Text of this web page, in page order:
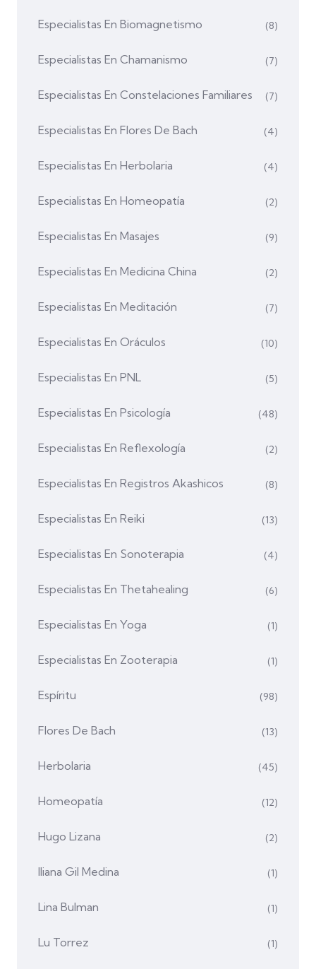
Especialistas En Biomagnetismo (8)
Especialistas En Chamanismo (7)
Especialistas En Constelaciones Familiares (7)
Especialistas En Flores De Bach (4)
Especialistas En Herbolaria (4)
Especialistas En Homeopatía (2)
Especialistas En Masajes (9)
Especialistas En Medicina China (2)
Especialistas En Meditación (7)
Especialistas En Oráculos (10)
Especialistas En PNL (5)
Especialistas En Psicología (48)
Especialistas En Reflexología (2)
Especialistas En Registros Akashicos (8)
Especialistas En Reiki (13)
Especialistas En Sonoterapia (4)
Especialistas En Thetahealing (6)
Especialistas En Yoga (1)
Especialistas En Zooterapia (1)
Espíritu (98)
Flores De Bach (13)
Herbolaria (45)
Homeopatía (12)
Hugo Lizana (2)
Iliana Gil Medina (1)
Lina Bulman (1)
Lu Torrez (1)